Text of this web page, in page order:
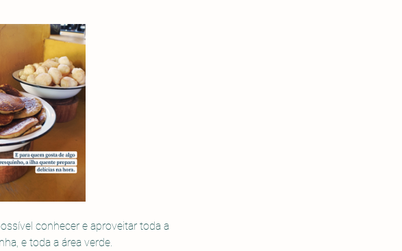
conhecer e aproveitar toda a
e toda a área verde.